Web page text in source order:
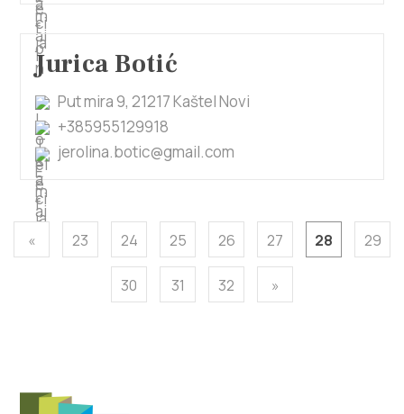
Jurica Botić
Put mira 9, 21217 Kaštel Novi
+385955129918
jerolina.botic@gmail.com
« 23 24 25 26 27 28 29
30 31 32 »